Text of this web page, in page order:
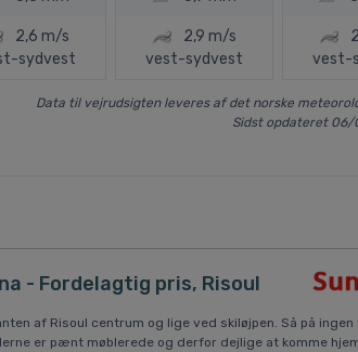
2,6 m/s
sydvest
2,9 m/s
vest-sydvest
vest-
Data til vejrudsigten leveres af det norske
Sidst opdateret 06/
- Fordelagtig pris, Risoul
af Risoul centrum og lige ved skiløjpen. Så på
er pænt møblerede og derfor dejlige at komme